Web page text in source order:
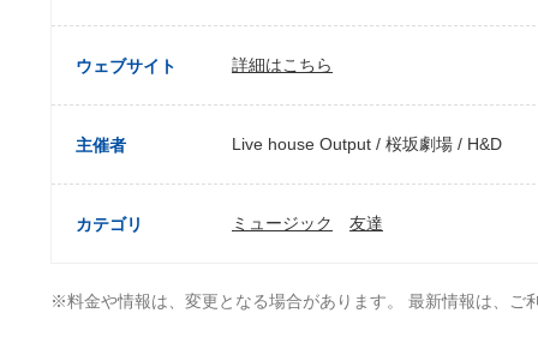
ウェブサイト 詳細はこちら
主催者 Live house Output / 桜坂劇場 / H&D
カテゴリ ミュージック 友達
※料金や情報は、変更となる場合があります。 最新情報は、ご